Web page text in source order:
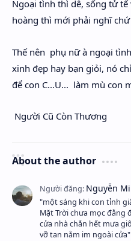
Ngoại tình thì dễ, sống tử
hoàng thì mới phải nghĩ
Thế nên phụ nữ à ngoại
xinh đẹp hay bạn giỏi, nó
để con C...U... làm mù con
Người Cũ Còn Thương
About the author
"một sáng khi con tỉnh
Mặt Trời chưa mọc đằng
cửa nhà chắn hết mưa
vỡ tan nằm im ngoài cửa"